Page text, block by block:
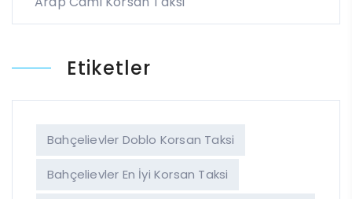
Etiketler
Bahçelievler Doblo Korsan Taksi
Bahçelievler En İyi Korsan Taksi